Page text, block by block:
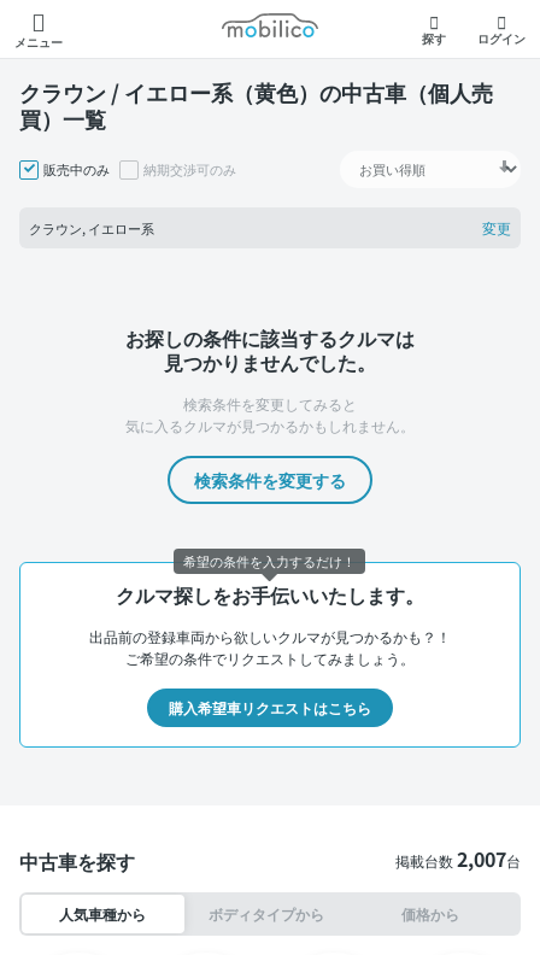
メニュー
モビリコ
探す ログイン
クラウン / イエロー系（黄色）の中古車（個人売
買）一覧
販売中のみ 納期交渉可のみ
クラウン, イエロー系 変更
お探しの条件に該当するクルマは
見つかりませんでした。
検索条件を変更してみると
気に入るクルマが見つかるかもしれません。
検索条件を変更する
クルマ探しをお手伝いいたします。
出品前の登録車両から欲しいクルマが見つかるかも？！
ご希望の条件でリクエストしてみましょう。
購入希望車リクエストはこちら
中古車を探す 掲載台数2,007台
人気車種から ボディタイプから 価格から
希望の条件を入力するだけ！